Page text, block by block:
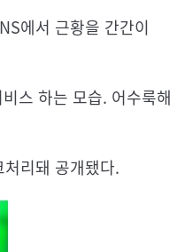
에서 근황을 간간이
스 하는 모습. 어수룩해
리돼 공개됐다.